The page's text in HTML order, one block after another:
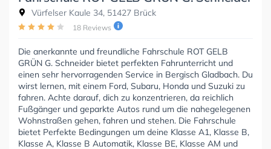
Vürfelser Kaule 34, 51427 Brück
18 Reviews
Die anerkannte und freundliche Fahrschule ROT GELB
GRÜN G. Schneider bietet perfekten Fahrunterricht und
einen sehr hervorragenden Service in Bergisch Gladbach. Du
wirst lernen, mit einem Ford, Subaru, Honda und Suzuki zu
fahren. Achte darauf, dich zu konzentrieren, da reichlich
Fußgänger und geparkte Autos rund um die nahegelegenen
Wohnstraßen gehen, fahren und stehen. Die Fahrschule
bietet Perfekte Bedingungen um deine Klasse A1, Klasse B,
Klasse A, Klasse B Automatik, Klasse BE, Klasse AM und